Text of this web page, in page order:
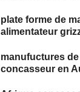
plate forme de
alimentateur
manufuctures
concasseur en